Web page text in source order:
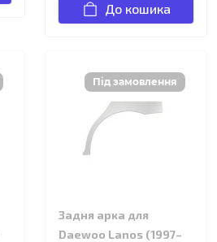
До кошика
Задня арка для
Daewoo Lanos (1997–